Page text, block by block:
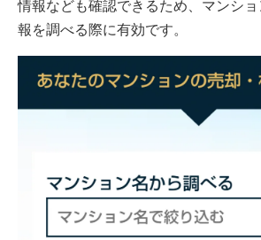
情報なども確認できるため、マンシ
報を調べる際に有効です。